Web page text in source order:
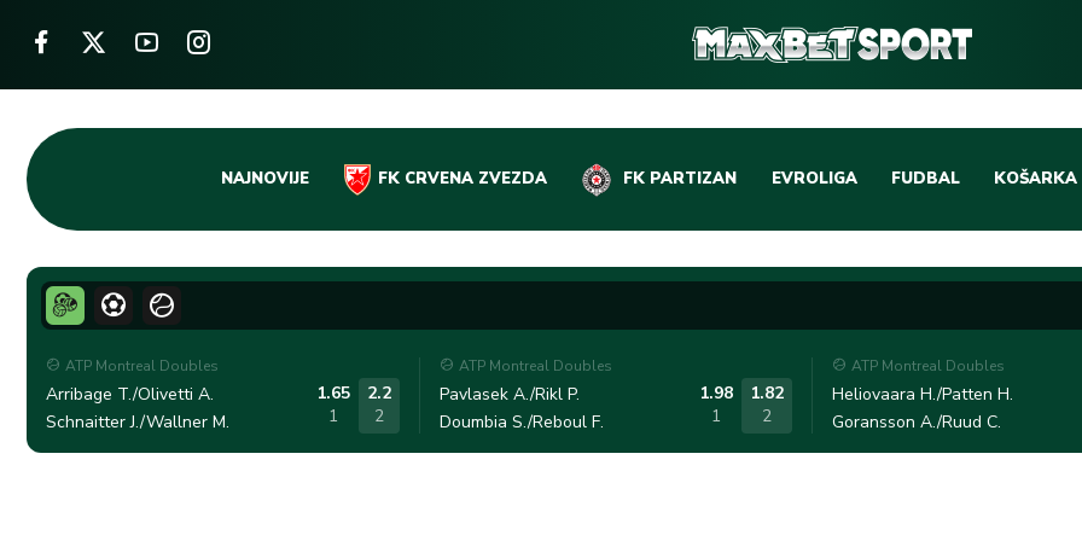
Skip
content
NAJNOVIJE FK CRVENA ZVEZDA FK PARTIZAN EVROLIGA FUDBAL
DOMAĆI FUDBAL
LIGE PETICE
OSTALE LIGE
KOŠARKA
EVROLIGA
ABA LIGA
ATP Montreal Doubles
Arribage T./Olivetti A.
Schnaitter J./Wallner M.
1.65
1
2.2
2
ATP Montreal Doubles
Pavlasek A./Rikl P.
Doumbia S./Reboul F.
1.98
1
1.82
2
ATP Montreal Doubles
Heliovaara H./Patten H.
Goransson A./Ruud C.